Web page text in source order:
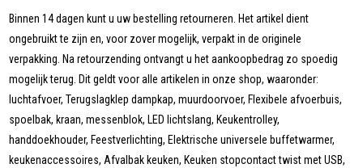
Binnen 14 dagen kunt u uw bestelling retourneren. Het artikel dient
ongebruikt te zijn en, voor zover mogelijk, verpakt in de originele
verpakking. Na retourzending ontvangt u het aankoopbedrag zo spoedig
mogelijk terug. Dit geldt voor alle artikelen in onze shop, waaronder:
luchtafvoer, Terugslagklep dampkap, muurdoorvoer, Flexibele afvoerbuis,
spoelbak, kraan, messenblok, LED lichtslang, Keukentrolley,
handdoekhouder, Feestverlichting, Elektrische universele buffetwarmer,
keukenaccessoires, Afvalbak keuken, Keuken stopcontact twist met USB,